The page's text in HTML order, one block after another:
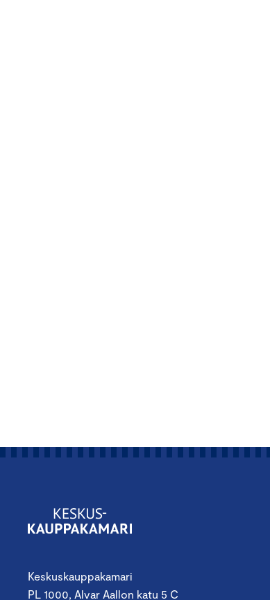
Keskuskauppakamari
PL 1000, Alvar Aallon katu 5 C